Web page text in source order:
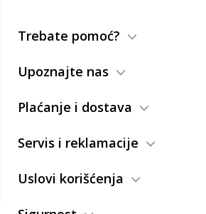
Trebate pomoć?
Upoznajte nas
Plaćanje i dostava
Servis i reklamacije
Uslovi korišćenja